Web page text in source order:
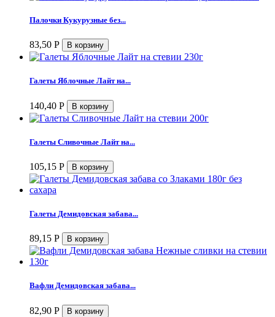
Палочки Кукурузные без...
83,50 Р
Галеты Яблочные Лайт на...
140,40 Р
Галеты Сливочные Лайт на...
105,15 Р
Галеты Демидовская забава...
89,15 Р
Вафли Демидовская забава...
82,90 Р